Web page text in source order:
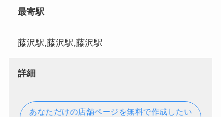
最寄駅
藤沢駅,藤沢駅,藤沢駅
詳細
あなただけの店舗ページを無料で作成したい